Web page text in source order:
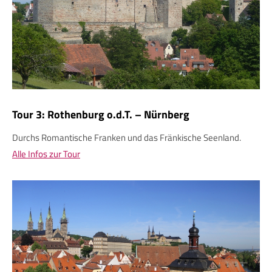
Tour 3: Rothenburg o.d.T. – Nürnberg
Durchs Romantische Franken und das Fränkische Seenland.
Alle Infos zur Tour